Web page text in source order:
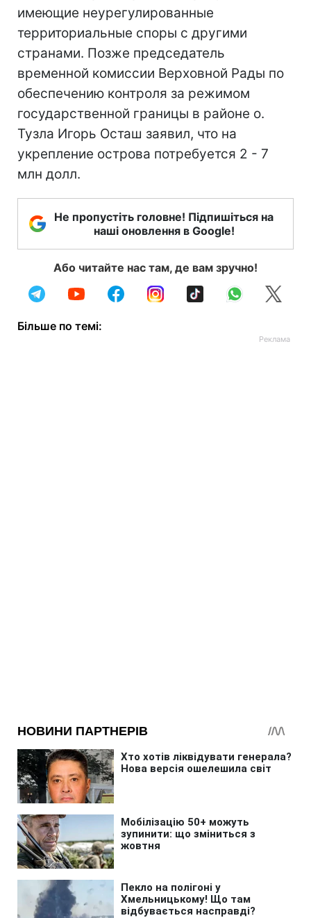
имеющие неурегулированные
территориальные споры с другими
странами. Позже председатель
временной комиссии Верховной Рады по
обеспечению контроля за режимом
государственной границы в районе о.
Тузла Игорь Осташ заявил, что на
укрепление острова потребуется 2 - 7
млн долл.
Не пропустіть головне! Підпишіться на
наші оновлення в Google!
Або читайте нас там, де вам зручно!
Більше по темі: